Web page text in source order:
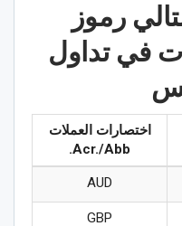
رموز
في تداول
اختصارات العملات
Acr./Abb.
AUD
GBP